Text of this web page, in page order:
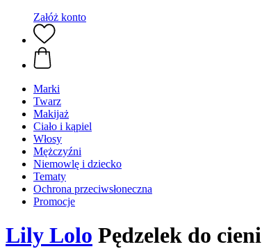
Załóż konto
Marki
Twarz
Makijaż
Ciało i kąpiel
Włosy
Mężczyźni
Niemowlę i dziecko
Tematy
Ochrona przeciwsłoneczna
Promocje
Lily Lolo Pędzelek do cieni